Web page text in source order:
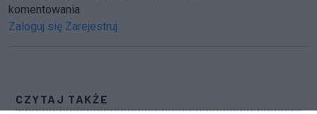
komentowania
Zaloguj się Zarejestruj
CZYTAJ TAKŻE